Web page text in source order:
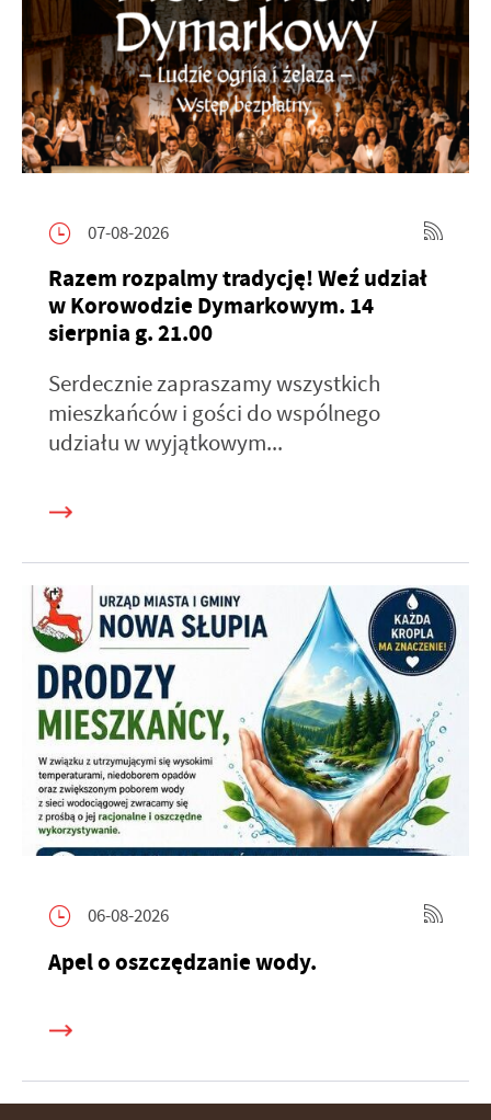
07-08-2026
Razem rozpalmy tradycję! Weź udział
w Korowodzie Dymarkowym. 14
sierpnia g. 21.00
Serdecznie zapraszamy wszystkich
mieszkańców i gości do wspólnego
udziału w wyjątkowym...
06-08-2026
Apel o oszczędzanie wody.